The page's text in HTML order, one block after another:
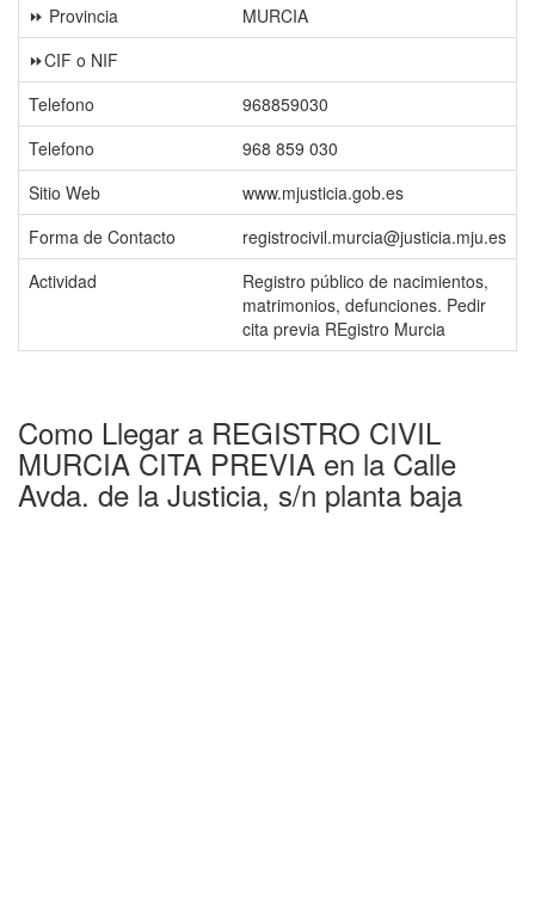
⏩ Provincia
MURCIA
⏩CIF o NIF
Telefono
968859030
Telefono
968 859 030
Sitio Web
www.mjusticia.gob.es
Forma de Contacto
registrocivil.murcia@justicia.mju.es
Actividad
Registro público de nacimientos,
matrimonios, defunciones. Pedir
cita previa REgistro Murcia
Como Llegar a REGISTRO CIVIL
MURCIA CITA PREVIA en la Calle
Avda. de la Justicia, s/n planta baja